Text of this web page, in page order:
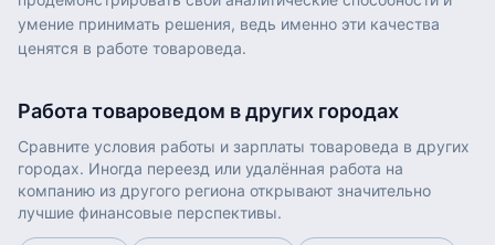
умение принимать решения, ведь именно эти качества
ценятся в работе товароведа.
Работатовароведом в других городах
Сравните условия работы и зарплаты товароведа в других
городах. Иногда переезд или удалённая работа на
компанию из другого региона открывают значительно
лучшие финансовые перспективы.